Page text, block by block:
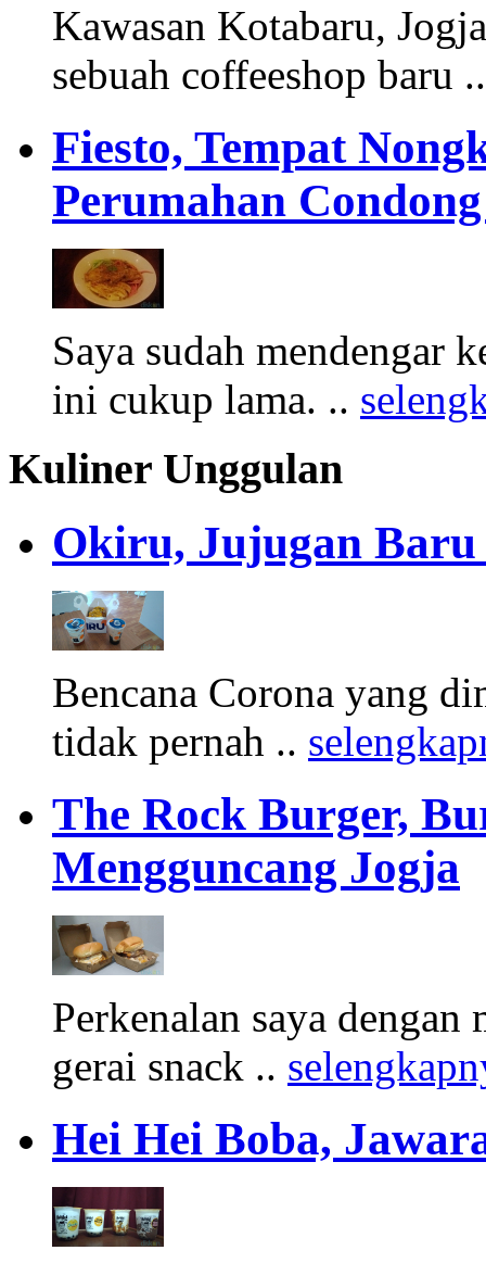
Kawasan Kotabaru,
sebuah coffeeshop baru
Fiesto, Tempat
Perumahan
Saya sudah mendengar
ini cukup lama. ..
Kuliner Unggulan
Okiru, Jujugan Baru
Bencana Corona yang
tidak pernah ..
The Rock Burger,
Mengguncang Jogja
Perkenalan saya
gerai snack ..
Hei Hei Boba,